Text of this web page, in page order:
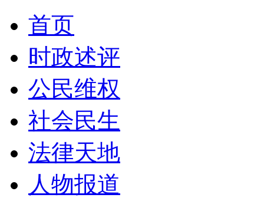
首页
时政述评
公民维权
社会民生
法律天地
人物报道